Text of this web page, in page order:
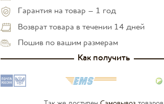
Гарантия на товар – 1 год
Возврат товара в течении 14 дней
Пошив по вашим размерам
Как получить